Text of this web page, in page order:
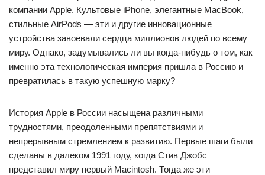
компании Apple. Культовые iPhone, элегантные MacBook,
стильные AirPods — эти и другие инновационные
устройства завоевали сердца миллионов людей по всему
миру. Однако, задумывались ли вы когда-нибудь о том, как
именно эта технологическая империя пришла в Россию и
превратилась в такую успешную марку?
История Apple в России насыщена различными
трудностями, преодоленными препятствиями и
непрерывным стремлением к развитию. Первые шаги были
сделаны в далеком 1991 году, когда Стив Джобс
представил миру первый Macintosh. Тогда же эти